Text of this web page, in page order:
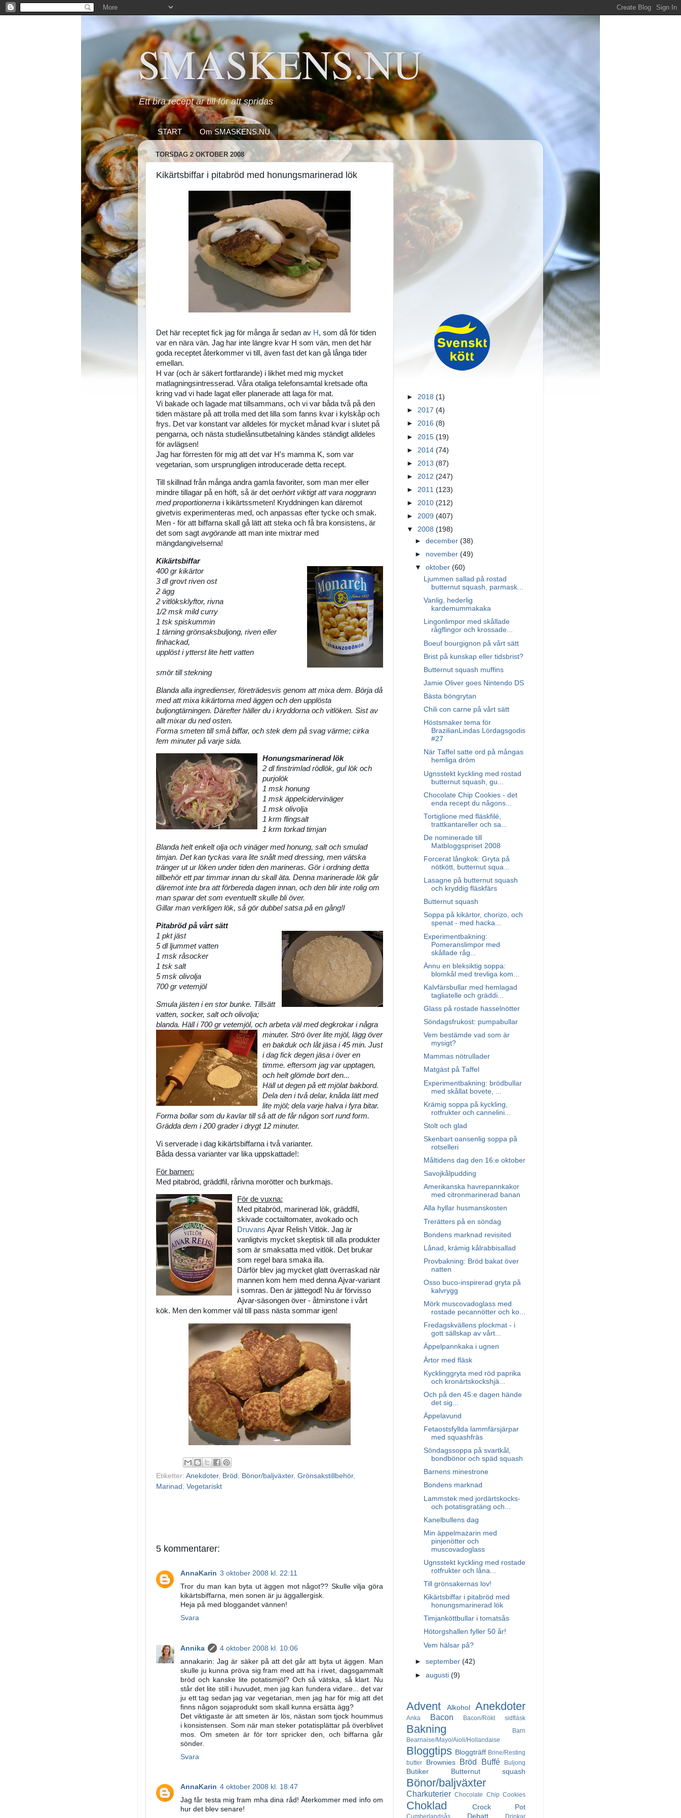
SMASKENS.NU
Ett bra recept är till för att spridas
START Om SMASKENS.NU
TORSDAG 2 OKTOBER 2008
Kikärtsbiffar i pitabröd med honungsmarinerad lök
Det här receptet fick jag för många år sedan av H, som då för tiden
var en nära vän. Jag har inte längre kvar H som vän, men det här
goda receptet återkommer vi till, även fast det kan gå långa tider
emellan.
H var (och är säkert fortfarande) i likhet med mig mycket
matlagningsintresserad. Våra otaliga telefonsamtal kretsade ofta
kring vad vi hade lagat eller planerade att laga för mat.
Vi bakade och lagade mat tillsammans, och vi var båda två på den
tiden mästare på att trolla med det lilla som fanns kvar i kylskåp och
frys. Det var konstant var alldeles för mycket månad kvar i slutet på
pengarna, och nästa studielånsutbetalning kändes ständigt alldeles
för avlägsen!
Jag har förresten för mig att det var H's mamma K, som var
vegetarian, som ursprungligen introducerade detta recept.
Till skillnad från många andra gamla favoriter, som man mer eller
mindre tillagar på en höft, så är det oerhört viktigt att vara noggrann
med proportionerna i kikärtssmeten! Kryddningen kan däremot
givetvis experimenteras med, och anpassas efter tycke och smak.
Men - för att biffarna skall gå lätt att steka och få bra konsistens, är
det som sagt avgörande att man inte mixtrar med
mängdangivelserna!
Kikärtsbiffar
400 gr kikärtor
3 dl grovt riven ost
2 ägg
2 vitlöksklyftor, rivna
1/2 msk mild curry
1 tsk spiskummin
1 tärning grönsaksbuljong, riven eller
finhackad,
upplöst i ytterst lite hett vatten
smör till stekning
Blanda alla ingredienser, företrädesvis genom att mixa dem. Börja då
med att mixa kikärtorna med äggen och den upplösta
buljongtärningen. Därefter häller du i kryddorna och vitlöken. Sist av
allt mixar du ned osten.
Forma smeten till små biffar, och stek dem på svag värme; cirka
fem minuter på varje sida.
Honungsmarinerad lök
2 dl finstrimlad rödlök, gul lök och
purjolök
1 msk honung
1 msk äppelcidervinäger
1 msk olivolja
1 krm flingsalt
1 krm torkad timjan
Blanda helt enkelt olja och vinäger med honung, salt och smulad
timjan. Det kan tyckas vara lite snålt med dressing, men vätska
tränger ut ur löken under tiden den marineras. Gör i ordning detta
tillbehör ett par timmar innan du skall äta. Denna marinerade lök går
däremot inte bra att förbereda dagen innan, och den blir inte rolig om
man sparar det som eventuellt skulle bli över.
Gillar man verkligen lök, så gör dubbel satsa på en gång!l
Pitabröd på vårt sätt
1 pkt jäst
5 dl ljummet vatten
1 msk råsocker
1 tsk salt
5 msk olivolja
700 gr vetemjöl
Smula jästen i en stor bunke. Tillsätt
vatten, socker, salt och olivolja;
blanda. Häll i 700 gr vetemjöl, och arbeta väl med degkrokar i några
minuter. Strö över lite mjöl, lägg över
en bakduk och låt jäsa i 45 min. Just
i dag fick degen jäsa i över en
timme. eftersom jag var upptagen,
och helt glömde bort den...
Häll ut degen på ett mjölat bakbord.
Dela den i två delar, knåda lätt med
lite mjöl; dela varje halva i fyra bitar.
Forma bollar som du kavlar till så att de får någon sort rund form.
Grädda dem i 200 grader i drygt 12 minuter.
Vi serverade i dag kikärtsbiffarna i två varianter.
Båda dessa varianter var lika uppskattade!:
För barnen:
Med pitabröd, gräddfil, rårivna morötter och burkmajs.
För de vuxna:
Med pitabröd, marinerad lök, gräddfil,
skivade coctailtomater, avokado och
Druvans Ajvar Relish Vitlök. Jag är
vanligtvis mycket skeptisk till alla produkter
som är smaksatta med vitlök. Det brukar
som regel bara smaka illa.
Därför blev jag mycket glatt överraskad när
mannen kom hem med denna Ajvar-variant
i somras. Den är jättegod! Nu är förvisso
Ajvar-säsongen över - åtminstone i vårt
kök. Men den kommer väl till pass nästa sommar igen!
Etiketter: Anekdoter, Bröd Bönor/baljväxter, Grönsakstillbehör,
Marinad
Vegetariskt
5 kommentarer:
AnnaKarin 3 oktober 2008 kl. 22:11
Tror du man kan byta ut äggen mot något?? Skulle vilja göra
kikärtsbiffarna, men sonen är ju äggallergisk.
Heja på med bloggandet vännen!
Svara
Annika
4 oktober 2008 kl. 10:06
annakarin: Jag är säker på att det går att byta ut äggen. Man
skulle ju kunna pröva sig fram med att ha i rivet, dagsgammalt
bröd och kanske lite potatismjöl? Och så vätska, så klart. Nu
står det lite still i huvudet, men jag kan fundera vidare... det var
ju ett tag sedan jag var vegetarian, men jag har för mig att det
finns någon sojaprodukt som skall kunna ersätta ägg?
Det viktigaste är att smeten är lös, nästan som tjock hoummus
i konsistensen. Som när man steker potatisplättar på överblivet
mos. Om smeten är för torr spricker den, och biffarna går
sönder.
Svara
AnnaKarin 4 oktober 2008 kl. 18:47
Jag får testa mig fram mha dina råd! Återkommer med info om
hur det blev senare!
► 2018 (1)
► 2017 (4)
► 2016 (8)
► 2015 (19)
► 2014 (74)
► 2013 (87)
► 2012 (247)
► 2011 (123)
► 2010 (212)
► 2009 (407)
▼ 2008 (198)
►december(38)
► november(49)
▼oktober(60)
Ljummen sallad på rostad
butternut squash, parmask...
Vanlig, hederlig
kardemummakaka
Lingonlimpor med skållade
rågflingor och krossade...
Boeuf bourgignon på vårt sätt
Brist på kunskap eller tidsbrist?
Butternut squash muffins
Jamie Oliver goes Nintendo DS
Bästa böngrytan
Chili con carne på vårt sätt
Höstsmaker tema för
BrazilianLindas Lördagsgodis
#27
När Taffel satte ord på mångas
hemliga dröm
Ugnsstekt kyckling med rostad
butternut squash, gu...
Chocolate Chip Cookies - det
enda recept du någons...
Tortiglione med fläskfilé,
trattkantareller och sa...
De nominerade till
Matbloggspriset 2008
Forcerat långkok: Gryta på
nötkött, butternut squa...
Lasagne på butternut squash
och kryddig fläskfärs
Butternut squash
Soppa på kikärtor, chorizo, och
spenat - med hacka...
Experimentbakning:
Pomeranslimpor med
skållade råg...
Ännu en bleksiktig soppa:
blomkål med trevliga kom...
Kalvfärsbullar med hemlagad
tagliatelle och gräddi...
Glass på rostade hasselnötter
Söndagsfrukost: pumpabullar
Vem bestämde vad som är
mysigt?
Mammas nötrullader
Matgäst på Taffel
Experimentbakning: brödbullar
med skållat bovete, ...
Krämig soppa på kyckling,
rotfrukter och cannelini...
Stolt och glad
Skenbart oansenlig soppa på
rotselleri
Måltidens dag den 16:e oktober
Savojkålpudding
Amerikanska havrepannkakor
med citronmarinerad banan
Alla hyllar husmanskosten
Trerätters på en söndag
Bondens marknad revisited
Lånad, krämig kålrabbisallad
Provbakning: Bröd bakat över
natten
Osso buco-inspirerad gryta på
kalvrygg
Mörk muscovadoglass med
rostade pecannötter och ko...
Fredagskvällens plockmat - i
gott sällskap av vårt...
Äppelpannkaka i ugnen
Ärtor med fläsk
Kycklinggryta med röd paprika
och kronärtskockshjä...
Och på den 45:e dagen hände
det sig...
Äppelavund
Fetaostsfyllda lammfärsjärpar
med squashfräs
Söndagssoppa på svartkål,
bondbönor och späd squash
Barnens minestrone
Bondens marknad
Lammstek med jordärtskocks-
och potatisgratäng och...
Kanelbullens dag
Min äppelmazarin med
pinjenötter och
muscovadoglass
Ugnsstekt kyckling med rostade
rotfrukter och låna...
Till grönsakernas lov!
Kikärtsbiffar i pitabröd med
honungsmarinerad lök
Timjanköttbullar i tomatsås
Hötorgshallen fyller 50 år!
Vem hälsar på?
►september(42)
►augusti(9)
Advent Alkohol Anekdoter
Anka Bacon Bacon/Rökt sidfläsk
Bakning
Barn
Bearnaise/Mayo/Aioli/Hollandaise
Bloggtips Bloggträff Brine/Resting
butter
Brownies Bröd Buffé Buljong
Butiker Butternut squash
Bönor/baljväxter
Charkuterier Chocolate Chip Cookies
Choklad Crock Pot
Cumberlandsås Debatt Drinkar